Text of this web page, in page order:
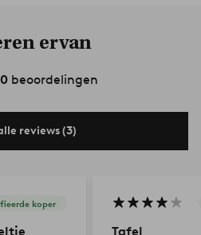
ervan
beoordelingen
reviews (3)
koper
Tafel